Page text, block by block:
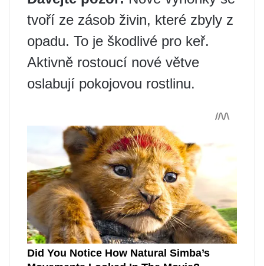
tvoří ze zásob živin, které zbyly z
opadu. To je škodlivé pro keř.
Aktivně rostoucí nové větve
oslabují pokojovou rostlinu.